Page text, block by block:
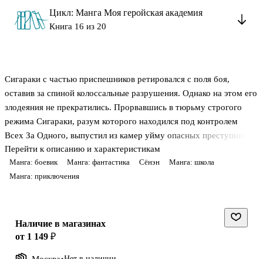
Цикл: Манга Моя геройская академия
Книга 16 из 20
Манга: боевик Манга: фантастика Сёнэн
Манга: школа
Манга: приключения
Сигараки с частью приспешников ретировался с поля боя,
оставив за спиной колоссальные разрушения. Однако на этом его
злодеяния не прекратились. Прорвавшись в тюрьму строгого
режима Сигараки, разум которого находился под контролем
Всех За Одного, выпустил из камер уйму опасных преступников,
наказав им зверствовать в свое удовольствие. После чего исчез с
геройских радаров. Тем временем раненые Неукротимый,
Тодороки, Бакуго и другие участники битвы начали приходить в
своими предшественниками…
Перейти к описанию и характеристикам
Наличие в магазинах
от 1 149 ₽